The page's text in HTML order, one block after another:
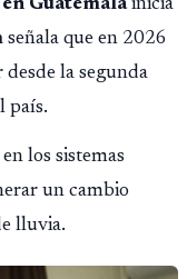
señala que en 2026
la segunda
país.
los sistemas
un cambio
lluvia.